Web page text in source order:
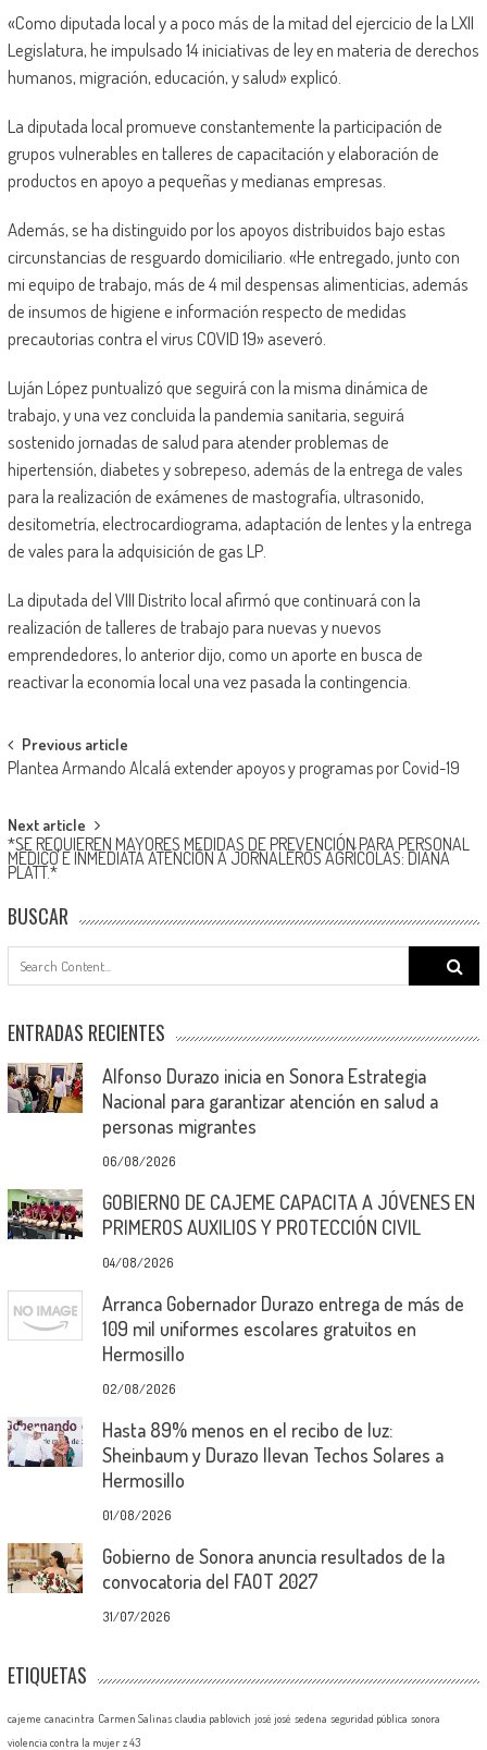
«Como diputada local y a poco más de la mitad del ejercicio de la LXII
Legislatura, he impulsado 14 iniciativas de ley en materia de derechos
humanos, migración, educación, y salud» explicó.
La diputada local promueve constantemente la participación de
grupos vulnerables en talleres de capacitación y elaboración de
productos en apoyo a pequeñas y medianas empresas.
Además, se ha distinguido por los apoyos distribuidos bajo estas
circunstancias de resguardo domiciliario. «He entregado, junto con
mi equipo de trabajo, más de 4 mil despensas alimenticias, además
de insumos de higiene e información respecto de medidas
precautorias contra el virus COVID 19» aseveró.
Luján López puntualizó que seguirá con la misma dinámica de
trabajo, y una vez concluida la pandemia sanitaria, seguirá
sostenido jornadas de salud para atender problemas de
hipertensión, diabetes y sobrepeso, además de la entrega de vales
para la realización de exámenes de mastografía, ultrasonido,
desitometría, electrocardiograma, adaptación de lentes y la entrega
de vales para la adquisición de gas LP.
La diputada del VIII Distrito local afirmó que continuará con la
realización de talleres de trabajo para nuevas y nuevos
emprendedores, lo anterior dijo, como un aporte en busca de
reactivar la economía local una vez pasada la contingencia.
Post
navigation
Previous article
Plantea Armando Alcalá extender apoyos y programas por Covid-19
Next article
*SE REQUIEREN MAYORES MEDIDAS DE PREVENCIÓN PARA PERSONAL
MÉDICO E INMEDIATA ATENCIÓN A JORNALEROS AGRÍCOLAS: DIANA
PLATT.*
BUSCAR
Search
for:
ENTRADAS RECIENTES
Alfonso Durazo inicia en Sonora Estrategia
Nacional para garantizar atención en salud a
personas migrantes
06/08/2026
GOBIERNO DE CAJEME CAPACITA A JÓVENES EN
PRIMEROS AUXILIOS Y PROTECCIÓN CIVIL
04/08/2026
Arranca Gobernador Durazo entrega de más de
109 mil uniformes escolares gratuitos en
Hermosillo
02/08/2026
Hasta 89% menos en el recibo de luz:
Sheinbaum y Durazo llevan Techos Solares a
Hermosillo
01/08/2026
Gobierno de Sonora anuncia resultados de la
convocatoria del FAOT 2027
31/07/2026
ETIQUETAS
cajeme canacintra Carmen Salinas claudia pablovich josé josé sedena seguridad pública sonora
violencia contra la mujer z 43